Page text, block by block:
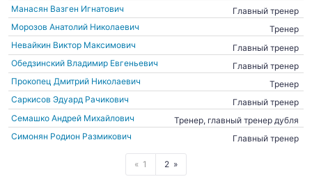
Манасян Вазген Игнатович
Главный тренер
Морозов Анатолий Николаевич
Тренер
Невайкин Виктор Максимович
Главный тренер
Обедзинский Владимир Евгеньевич
Главный тренер
Прокопец Дмитрий Николаевич
Тренер
Саркисов Эдуард Рачикович
Главный тренер
Семашко Андрей Михайлович
Тренер, главный тренер дубля
Симонян Родион Размикович
Главный тренер
1 2